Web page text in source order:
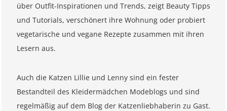
über Outfit-Inspirationen und Trends, zeigt Beauty Tipps
und Tutorials, verschönert ihre Wohnung oder probiert
vegetarische und vegane Rezepte zusammen mit ihren
Lesern aus.
Auch die Katzen Lillie und Lenny sind ein fester
Bestandteil des Kleidermädchen Modeblogs und sind
regelmäßig auf dem Blog der Katzenliebhaberin zu Gast.